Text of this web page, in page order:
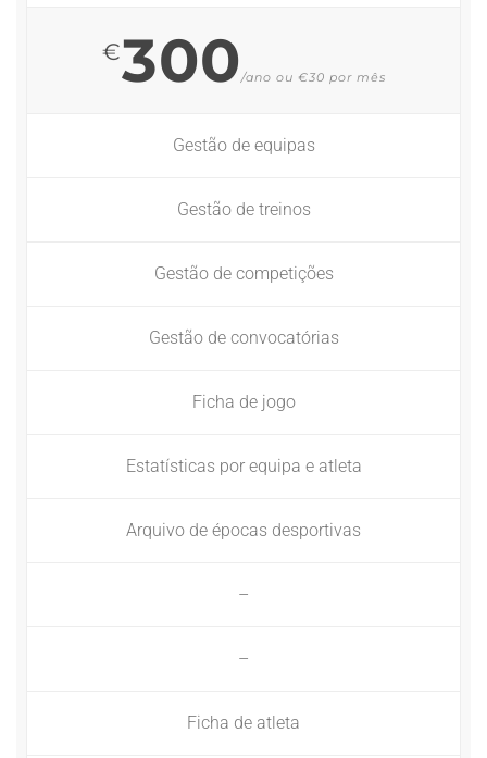
€300/ano ou €30 por mês
Gestão de equipas
Gestão de treinos
Gestão de competições
Gestão de convocatórias
Ficha de jogo
Estatísticas por equipa e atleta
Arquivo de épocas desportivas
–
–
Ficha de atleta